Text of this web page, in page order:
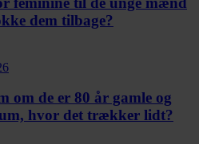
dem tilbage?
om de er 80 år gamle og
hvor det trækker lidt?